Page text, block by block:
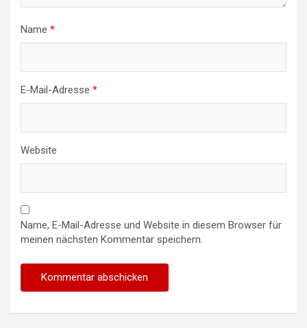
Name *
E-Mail-Adresse *
Website
Name, E-Mail-Adresse und Website in diesem Browser für
meinen nächsten Kommentar speichern.